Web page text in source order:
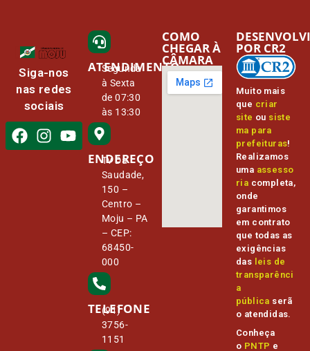
Siga-nos
nas redes
sociais
ATENDIMENTO
Segunda
à Sexta
de 07:30
às 13:30
ENDEREÇO
Tv Da
Saudade,
150 –
Centro –
Moju – PA
– CEP:
68450-
000
TELEFONE
(91)
3756-
1151
COMO
CHEGAR À
CÂMARA
Muito mais
que criar
site ou siste
ma para
prefeituras!
Realizamos
uma assesso
ria completa,
onde
garantimos
em contrato
que todas as
exigências
das leis de
transparênci
a
pública serã
o atendidas.
Conheça
o PNTP e
POR CR2